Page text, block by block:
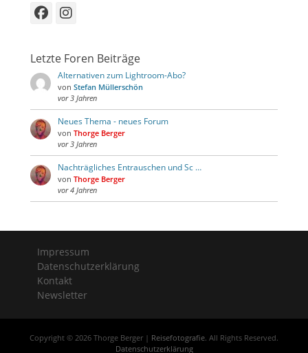
Facebook
Instagram
Letzte Foren Beiträge
Alternativen zum Lightroom-Abo?
von Stefan Müllerschön
vor 3 Jahren
Neues Thema - neues Forum
von Thorge Berger
vor 3 Jahren
Nachträgliches Entrauschen und Sc …
von Thorge Berger
vor 4 Jahren
Impressum
Datenschutzerklärung
Kontakt
Newsletter
Copyright © 2026 Thorge Berger | Reisefotografie. All Rights Reserved.
Datenschutzerklärung